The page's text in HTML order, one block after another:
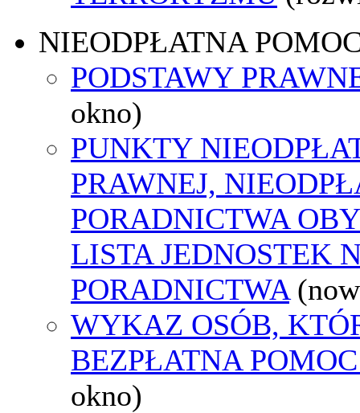
NIEODPŁATNA
PODSTAWY
okno)
PUNKTY
PRAWNEJ,
PORADNICTWA
LISTA JEDNOSTEK
PORADNICTWA
WYKAZ OSÓB,
BEZPŁATNA
okno)